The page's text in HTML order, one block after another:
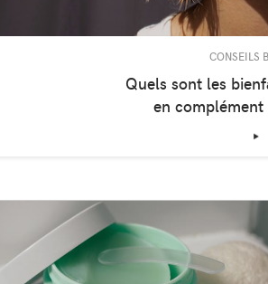
CONSEILS
Quels sont les
en complément
‣